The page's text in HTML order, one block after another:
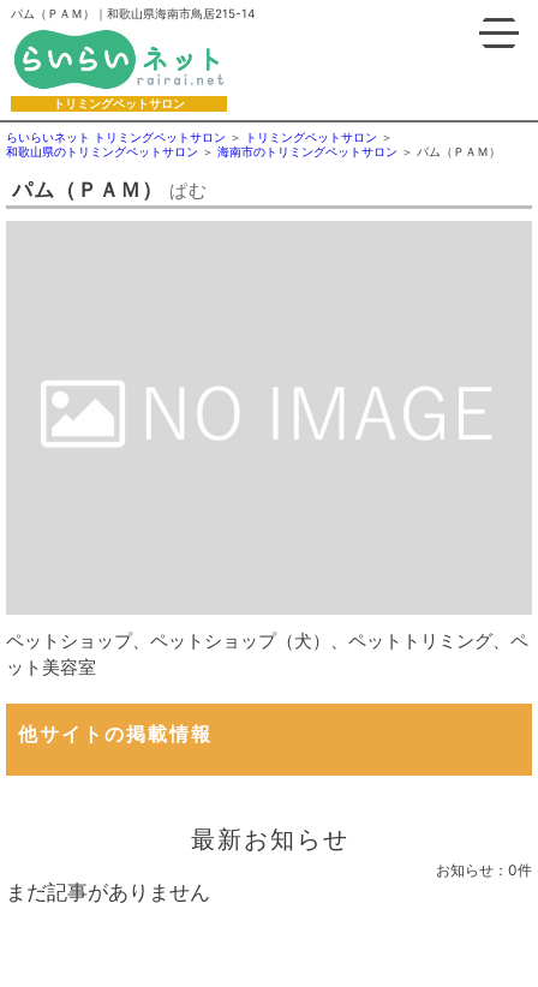
パム（ＰＡＭ）｜和歌山県海南市鳥居215-14
トリミングペットサロン
らいらいネット トリミングペットサロン
トリミングペットサロン
和歌山県のトリミングペットサロン
海南市のトリミングペットサロン パム（ＰＡＭ）
パム（ＰＡＭ） ぱむ
ペットショップ、ペットショップ（犬）、ペットトリミング、ペ
ット美容室
他サイトの掲載情報
最新お知らせ
お知らせ： 0件
まだ記事がありません